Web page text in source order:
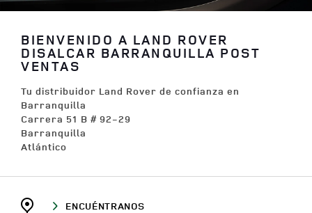
BIENVENIDO A LAND ROVER
DISALCAR BARRANQUILLA POST
VENTAS
Tu distribuidor Land Rover de confianza en
Barranquilla
Carrera 51 B # 92-29
Barranquilla
Atlántico
ENCUÉNTRANOS